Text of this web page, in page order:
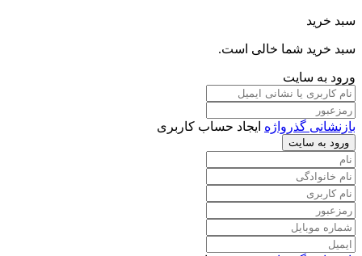
سبد خرید
سبد خرید شما خالی است.
ورود به سایت
بازنشانی گذرواژه ایجاد حساب کاربری
ورود به سایت